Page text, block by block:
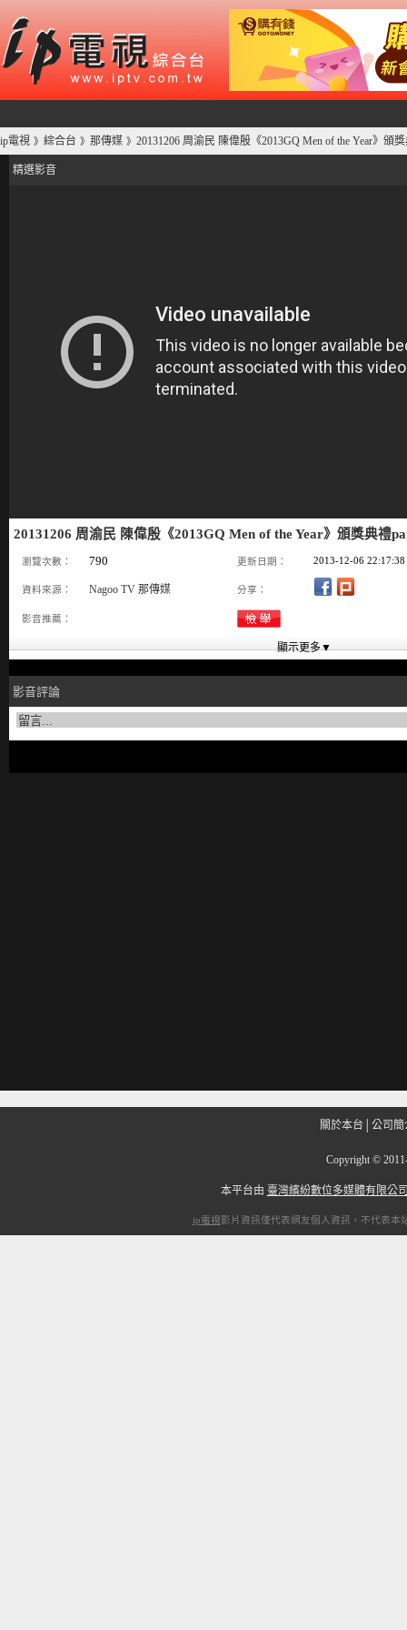
ip電視 》 綜合台 》 那傳媒 》 20131206 周渝民 陳偉殷《2013GQ Men of the Year》頒
精選影音
20131206 周渝民 陳偉殷《2013GQ Men of the Year》頒獎典禮
瀏覽次數： 790 更新日期： 2013-12-06 22:17:38
資料來源： Nagoo TV 那傳媒 分享：
影音推薦：
影音評論
關於本台 公司簡
Copyright ©
本平台由 臺灣繽紛數位多媒體有限公
ip電視影片資訊僅代表網友個人資訊，不代表本